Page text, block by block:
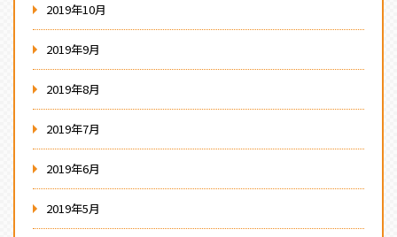
2019年10月
2019年9月
2019年8月
2019年7月
2019年6月
2019年5月